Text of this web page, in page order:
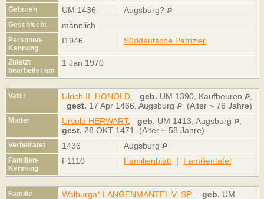
Geboren UM 1436 Augsburg?
Geschlecht männlich
Personen-
Kennung
I1946 Süddeutsche Patrizier
Zuletzt
bearbeitet am
1 Jan 1970
Vater Ulrich II. HONOLD geb. UM 1390, Kaufbeuren
gest. 17 Apr 1466, Augsburg (Alter ~ 76 Jahre)
Mutter Ursula HERWART, geb. UM 1413, Augsburg
gest. 28 OKT 1471 (Alter ~ 58 Jahre)
Verheiratet 1436 Augsburg
Familien-
Kennung
F1110 Familienblatt | Familientafel
Familie Walburga* LANGENMANTEL V. SP. geb. UM